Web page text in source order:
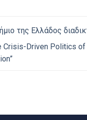
της Ελλάδος
Crisis-Driven Politics